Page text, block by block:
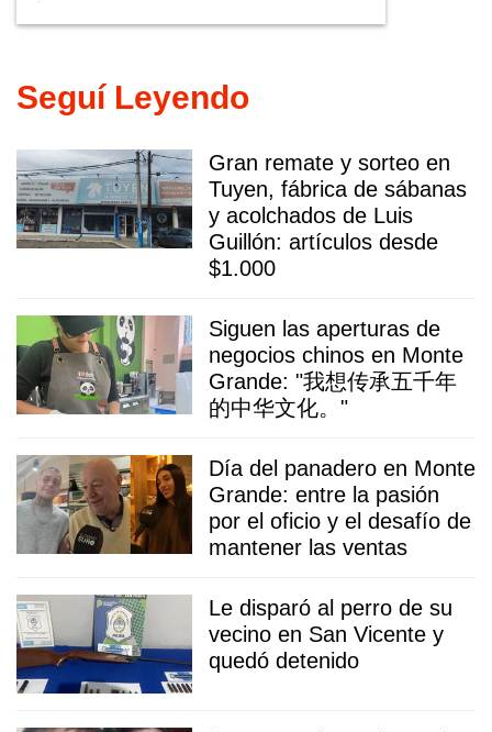
Seguí Leyendo
Gran remate y sorteo en
Tuyen, fábrica de sábanas
y acolchados de Luis
Guillón: artículos desde
$1.000
Siguen las aperturas de
negocios chinos en Monte
Grande: "我想传承五千年
的中华文化。"
Día del panadero en Monte
Grande: entre la pasión
por el oficio y el desafío de
mantener las ventas
Le disparó al perro de su
vecino en San Vicente y
quedó detenido